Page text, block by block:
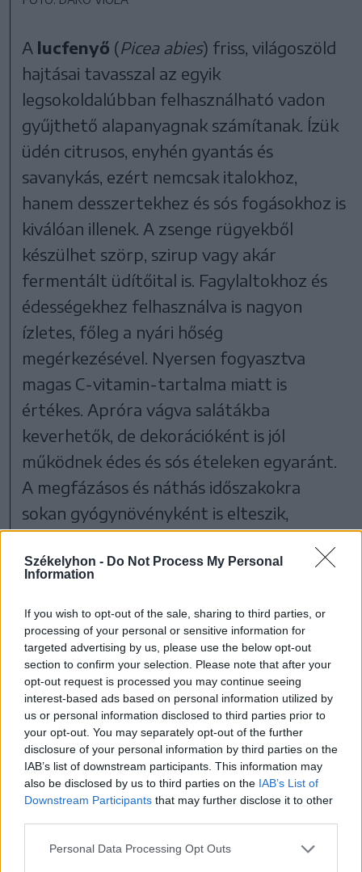
Székelyhon - Do Not Process My Personal
Information
If you wish to opt-out of the sale, sharing to third parties, or
processing of your personal or sensitive information for
targeted advertising by us, please use the below opt-out
section to confirm your selection. Please note that after your
opt-out request is processed you may continue seeing
interest-based ads based on personal information utilized by
us or personal information disclosed to third parties prior to
your opt-out. You may separately opt-out of the further
disclosure of your personal information by third parties on the
IAB’s list of downstream participants. This information may
also be disclosed by us to third parties on the IAB’s List of
Downstream Participants that may further disclose it to other
Personal Data Processing Opt Outs
A lucfenyő (Picea abies) friss, világoszöld
hajtásai tavasszal az egyik
legsokoldalúbban felhasználható vadon
gyűjthető alapanyagnak számítanak. Ízük
üdén citrusos, enyhén gyantás és
savanykás, ezért nemcsak italokhoz,
hanem desszertekhez és sós fogásokhoz is
kiválóan illenek. A zsenge rügyekből
készülhet szörp, szirup vagy akár
fermentált üdítőital is. Fagylaltokhoz és
édességekhez felhasználva is nagyon
ízletes, főleg a nyári hőség
megérkezésével. Nyersen fogyasztva
magas C-vitamin-tartalma miatt is
értékes. Apróra vágva salátákba
keverhetők, de dekorációként is jól
működnek édes és sós ételeken egyaránt.
A megfázásos és náthás időszakokra
sokan gyógynövényként is elteszik,
hagyományosan immunerősítőként
használják.